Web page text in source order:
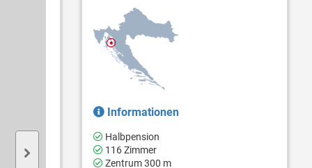
Informationen
Halbpension
116 Zimmer
Zentrum 300 m